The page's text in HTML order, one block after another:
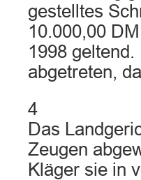
gestelltes
10.000,00
1998
abgetreten,
4
Das
Zeugen
Kläger sie in